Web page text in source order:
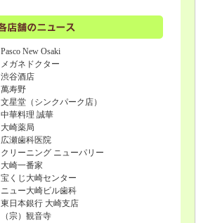
Pasco New Osaki
メガネドクター
渋谷酒店
萬寿野
文星堂（シンクパーク店）
中華料理 誠華
大崎薬局
広瀬歯科医院
クリーニング ニューパリー
大崎一番家
宝くじ大崎センター
ニュー大崎ビル歯科
東日本銀行 大崎支店
（宗）観音寺